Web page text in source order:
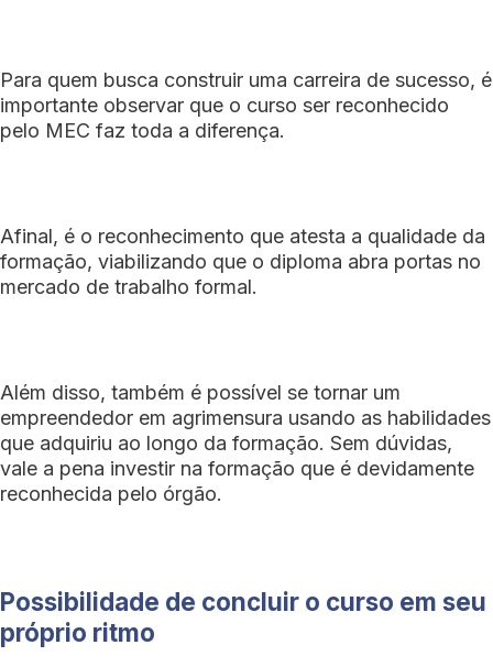
Para quem busca construir uma carreira de sucesso, é
importante observar que o curso ser reconhecido
pelo MEC faz toda a diferença.
Afinal, é o reconhecimento que atesta a qualidade da
formação, viabilizando que o diploma abra portas no
mercado de trabalho formal.
Além disso, também é possível se tornar um
empreendedor em agrimensura usando as habilidades
que adquiriu ao longo da formação. Sem dúvidas,
vale a pena investir na formação que é devidamente
reconhecida pelo órgão.
Possibilidade de concluir o curso em seu
próprio ritmo